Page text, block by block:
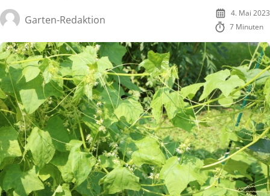
Garten-Redaktion
4. Mai 2023
7 Minuten